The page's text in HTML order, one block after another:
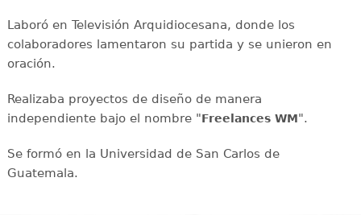
Laboró en Televisión Arquidiocesana, donde los
colaboradores lamentaron su partida y se unieron en
oración.
Realizaba proyectos de diseño de manera
independiente bajo el nombre "Freelances WM".
Se formó en la Universidad de San Carlos de
Guatemala.